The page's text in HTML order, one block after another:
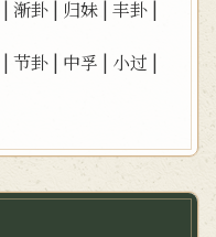
|渐卦 | 归妹 |丰卦 |
|节卦 | 中孚 | 小过 |